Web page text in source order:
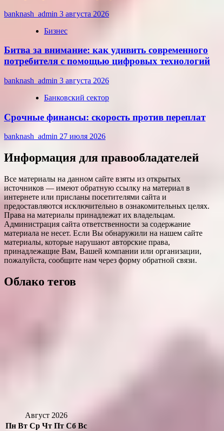
banknash_admin 3 августа 2026
Бизнес
Битва за внимание: как удивить современного
потребителя с помощью цифровых технологий
banknash_admin 3 августа 2026
Банковский сектор
Срочные финансы: скорость против переплат
banknash_admin 27 июля 2026
Информация для правообладателей
Все материалы на данном сайте взяты из открытых
источников — имеют обратную ссылку на материал в
интернете или присланы посетителями сайта и
предоставляются исключительно в ознакомительных целях.
Права на материалы принадлежат их владельцам.
Администрация сайта ответственности за содержание
материала не несет. Если Вы обнаружили на нашем сайте
материалы, которые нарушают авторские права,
принадлежащие Вам, Вашей компании или организации,
пожалуйста, сообщите нам через форму обратной связи.
Облако тегов
Август 2026
Пн Вт Ср Чт Пт Сб Вс